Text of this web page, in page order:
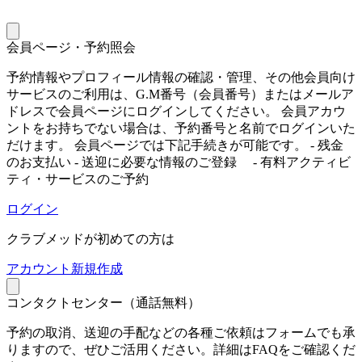
会員ページ・予約照会
予約情報やプロフィール情報の確認・管理、その他会員向け
サービスのご利用は、G.M番号（会員番号）またはメールア
ドレスで会員ページにログインしてください。 会員アカウ
ントをお持ちでない場合は、予約番号と名前でログインいた
だけます。 会員ページでは下記手続きが可能です。 - 残金
のお支払い - 送迎に必要な情報のご登録 - 有料アクティビ
ティ・サービスのご予約
ログイン
クラブメッドが初めての方は
アカウント新規作成
コンタクトセンター（通話無料）
予約の取消、送迎の手配などの各種ご依頼はフォームでも承
りますので、ぜひご活用ください。詳細はFAQをご確認くだ